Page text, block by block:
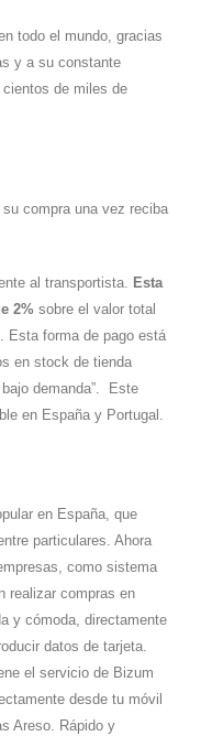
todo el mundo, gracias
y a su constante
de miles de
compra una vez reciba
al transportista. Esta
2% sobre el valor total
Esta forma de pago está
en stock de tienda
demanda”. Este
en España y Portugal.
en España, que
particulares. Ahora
como sistema
realizar compras en
y cómoda, directamente
datos de tarjeta.
el servicio de Bizum
desde tu móvil
Areso. Rápido y